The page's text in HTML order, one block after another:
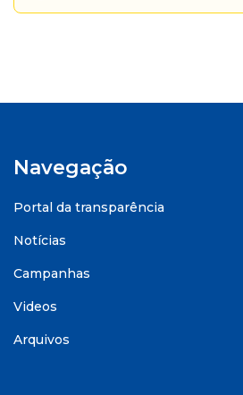
Navegação
Portal da transparência
Notícias
Campanhas
Videos
Arquivos